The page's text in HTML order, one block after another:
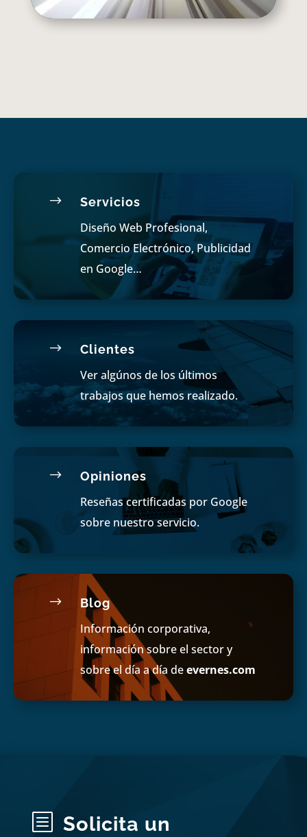
$ Servicios
Diseño Web Profesional,
Comercio Electrónico, Publicidad
en Google…
$ Clientes
Ver algúnos de los últimos
trabajos que hemos realizado.
$ Opiniones
Reseñas certificadas por Google
sobre nuestro servicio.
$ Blog
Información corporativa,
información sobre el sector y
sobre el día a día deevernes.com
b
Solicita un